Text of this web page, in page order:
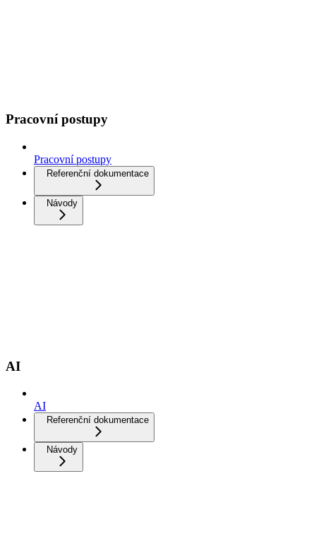
Pracovní postupy
Pracovní postupy
Referenční dokumentace
Návody
AI
AI
Referenční dokumentace
Návody